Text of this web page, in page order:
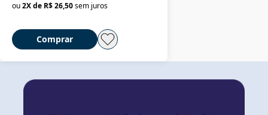
ou2X de R$ 26,50sem juros
Comprar